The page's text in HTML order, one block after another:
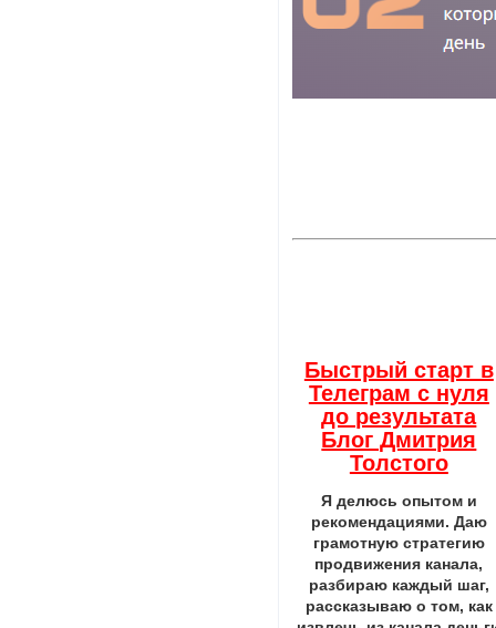
Быстрый старт в
Телеграм с нуля
до результата
Блог Дмитрия
Толстого
Я делюсь опытом и
рекомендациями. Даю
грамотную стратегию
продвижения канала,
разбираю каждый шаг,
рассказываю о том, как